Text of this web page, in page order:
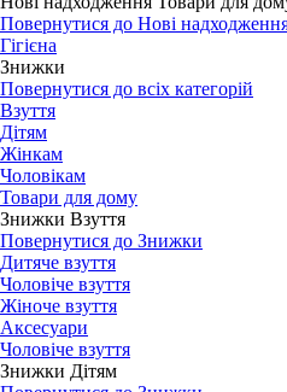
Повернутися до Нові
Гігієна
Знижки
Повернутися до всіх категорій
Взуття
Дітям
Жінкам
Чоловікам
Товари для дому
Знижки Взуття
Повернутися до Знижки
Дитяче взуття
Чоловіче взуття
Жіноче взуття
Аксесуари
Чоловіче взуття
Знижки Дітям